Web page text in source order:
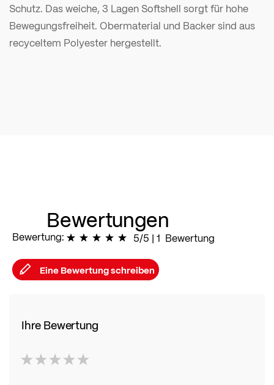
Schutz. Das weiche, 3 Lagen Softshell sorgt für hohe
Bewegungsfreiheit. Obermaterial und Backer sind aus
recyceltem Polyester hergestellt.
Bewertungen
Bewertung: 100
% of 100
5/5 | 1 Bewertung
Eine Bewertung schreiben
Ihre Bewertung